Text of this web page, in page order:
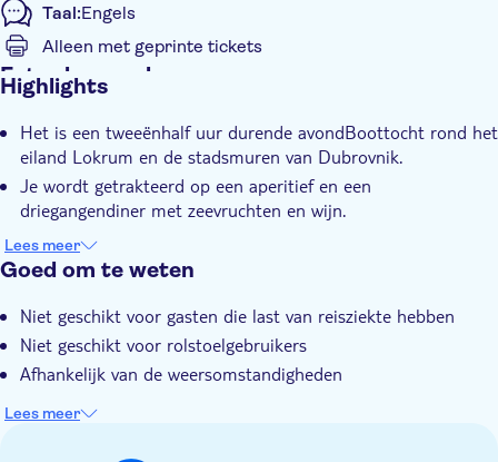
Taal:Engels
Alleen met geprinte tickets
Extra kenmerken
Met maaltijd
Highlights
Het is een tweeënhalf uur durende avondBoottocht rond het
eiland Lokrum en de stadsmuren van Dubrovnik.
Je wordt getrakteerd op een aperitief en een
driegangendiner met zeevruchten en wijn.
Er hangt een romantische sfeer aan boord als de zon
ondergaat onder de Adriatische Zee
Lees meer
Goed om te weten
Niet geschikt voor gasten die last van reisziekte hebben
Niet geschikt voor rolstoelgebruikers
Afhankelijk van de weersomstandigheden
Lees meer